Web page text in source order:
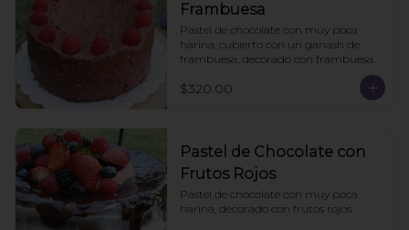
Frambuesa
Pastel de chocolate con muy poca
harina, cubierto con un ganash de
frambuesa, decorado con frambuesa.
$320.00
Pastel de Chocolate con
Frutos Rojos
Pastel de chocolate con muy poca
harina, decorado con frutos rojos.